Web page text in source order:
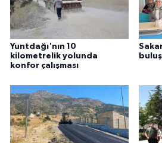
Yuntdağı'nın 10
kilometrelik yolunda
konfor çalışması